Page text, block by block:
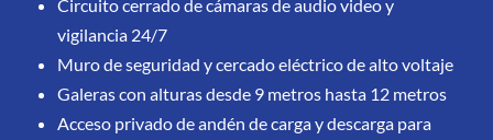
Circuito cerrado de cámaras de audio video y
vigilancia 24/7
Muro de seguridad y cercado eléctrico de alto voltaje
Galeras con alturas desde 9 metros hasta 12 metros
Acceso privado de andén de carga y descarga para